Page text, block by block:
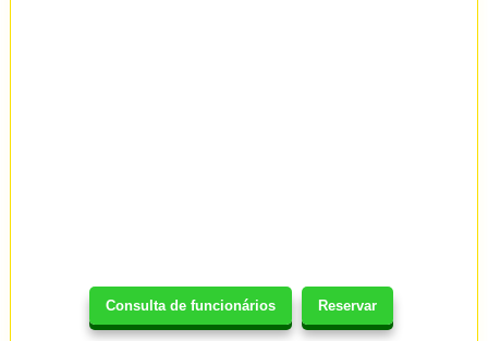
Consulta de funcionários Reservar